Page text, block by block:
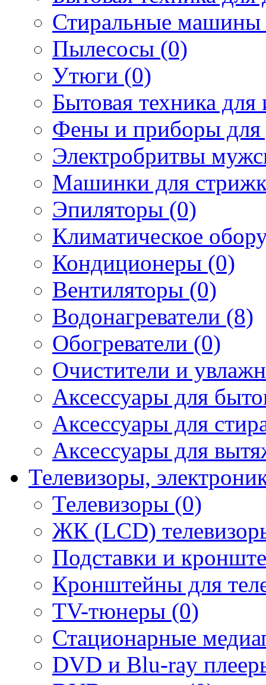
Стиральные машины
Пылесосы (0)
Утюги (0)
Бытовая техника
Фены и приборы для
Электробритвы
Машинки для
Эпиляторы (0)
Климатическое
Кондиционеры (0)
Вентиляторы (0)
Водонагреватели (8)
Обогреватели (0)
Очистители и
Аксессуары для
Аксессуары для
Аксессуары для
Телевизоры,
Телевизоры (0)
ЖК (LCD)
Подставки и
Кронштейны для
TV-тюнеры (0)
Стационарные
DVD и Blu-ray